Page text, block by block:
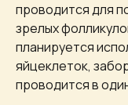
проводится для
зрелых
планируется
яйцеклеток,
проводится в